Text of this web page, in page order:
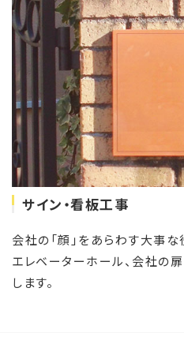
サイン・看板工事
会社の「顔」をあらわす大事
エレベーターホール、会社の
します。